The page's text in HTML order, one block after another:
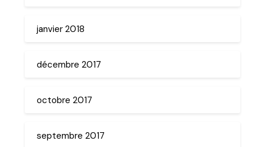
janvier 2018
décembre 2017
octobre 2017
septembre 2017